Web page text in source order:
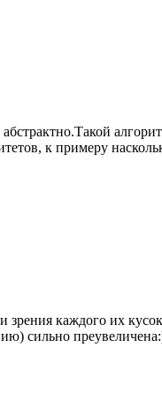
к примеру
зрения каждого их
сильно